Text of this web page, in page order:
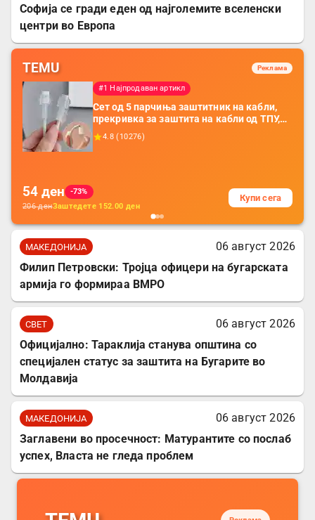
Софија се гради еден од најголемите вселенски
центри во Европа
TEMU Реклама
#1 Најпродаван артикл
Сет од 5 парчиња заштитник на кабли,
прекривка за заштита на кабли од ТПУ,
додатоци за заштита на кабли, без
батерија, за мобилни телефони, комплет
4.8 ( 10276)
54 ден
-73%
206денЗаштедете 152.00 ден
Купи сега
МАКЕДОНИЈА
06 август 2026
Филип Петровски: Тројца офицери на бугарската
армија го формираа ВМРО
СВЕТ
06 август 2026
Официјално: Тараклија станува општина со
специјален статус за заштита на Бугарите во
Молдавија
МАКЕДОНИЈА
06 август 2026
Заглавени во просечност: Матурантите со послаб
успех, Власта не гледа проблем